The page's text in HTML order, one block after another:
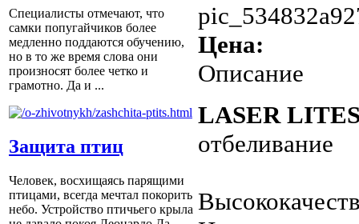
Специалисты отмечают, что
самки попугайчиков более
медленно поддаются обучению,
но в то же время слова они
произносят более четко и
грамотно. Да и ...
Защита птиц
Человек, восхищаясь парящими
птицами, всегда мечтал покорить
небо. Устройство птичьего крыла
Цена:
Описание
LASER
отбеливание